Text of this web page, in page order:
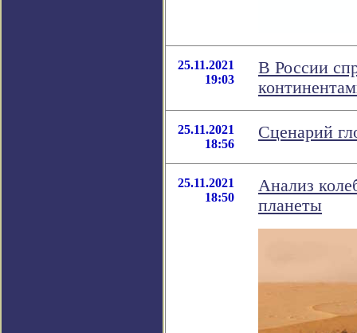
25.11.2021
19:03
В России
25.11.2021
18:56
Сценарий
25.11.2021
18:50
Анализ
планеты